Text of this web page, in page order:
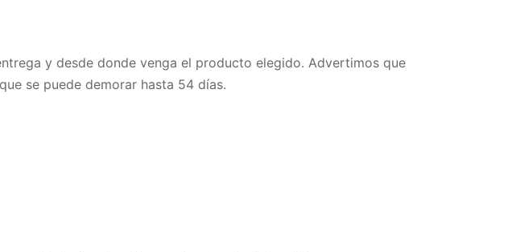
y desde donde venga el producto elegido. Advertimos que
se puede demorar hasta 54 días.